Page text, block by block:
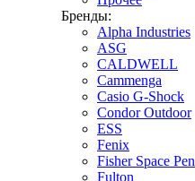
Бренды:
Alpha Industries
ASG
CALDWELL
Cammenga
Casio G-Shock
Condor Outdoor
ESS
Fenix
Fisher Space Pen
Fulton